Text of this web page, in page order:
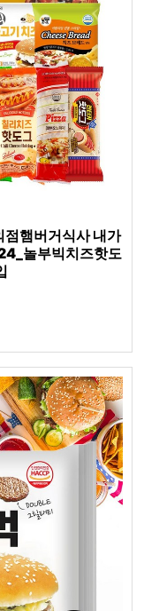
햄버거식사 내가
놀부빅치즈핫도